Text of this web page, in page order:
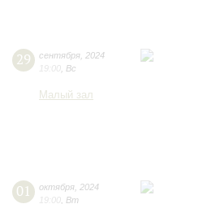
29 сентября 2024
19:00 Вс
Малый зал
01 октября 2024
19:00 Вт